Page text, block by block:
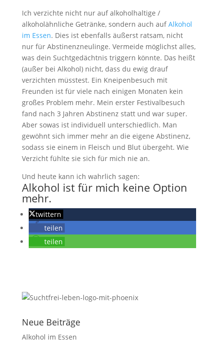
Ich verzichte nicht nur auf alkoholhaltige /
alkoholähnliche Getränke, sondern auch aufAlkohol
im Essen. Dies ist ebenfalls äußerst ratsam, nicht
nur für Abstinenzneulinge. Vermeide möglichst alles,
was dein Suchtgedächtnis triggern könnte. Das heißt
(außer bei Alkohol) nicht, dass du ewig drauf
verzichten müsstest. Ein Kneipenbesuch mit
Freunden ist für viele nach einigen Monaten kein
großes Problem mehr. Mein erster Festivalbesuch
fand nach 3 Jahren Abstinenz statt und war super.
Aber sowas ist individuell unterschiedlich. Man
gewöhnt sich immer mehr an die eigene Abstinenz,
sodass sie einem in Fleisch und Blut übergeht. Wie
Verzicht fühlte sie sich für mich nie an.
Und heute kann ich wahrlich sagen:
Alkohol ist für mich keine Option
mehr.
twittern
teilen
teilen
Neue Beiträge
Alkohol im Essen